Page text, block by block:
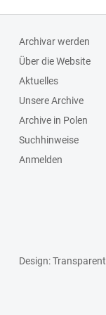
Archivar werden
Über die Website
Aktuelles
Unsere Archive
Archive in Polen
Suchhinweise
Anmelden
Design: Transparent